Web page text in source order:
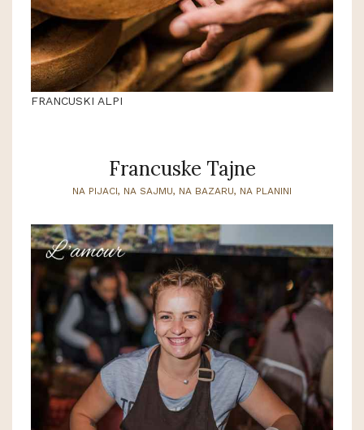
FRANCUSKI ALPI
Francuske Tajne
NA PIJACI, NA SAJMU, NA BAZARU, NA PLANINI